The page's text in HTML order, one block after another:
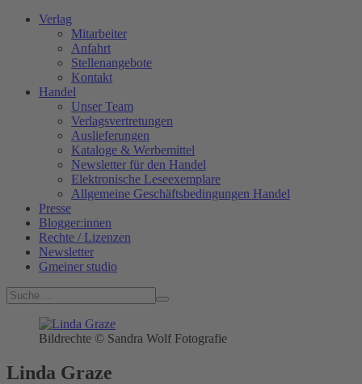
Verlag
Mitarbeiter
Anfahrt
Stellenangebote
Kontakt
Handel
Unser Team
Verlagsvertretungen
Auslieferungen
Kataloge & Werbemittel
Newsletter für den Handel
Elektronische Leseexemplare
Allgemeine Geschäftsbedingungen Handel
Presse
Blogger:innen
Rechte / Lizenzen
Newsletter
Gmeiner studio
Bildrechte © Sandra Wolf Fotografie
Linda Graze